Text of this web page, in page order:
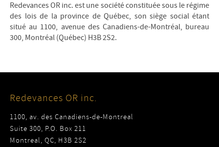
Redevances OR inc. est une société constituée sous le régime
des lois de la province de Québec, son siège social étant
situé au 1100, avenue des Canadiens-de-Montréal, bureau
300, Montréal (Québec) H3B 2S2.
Redevances OR inc.
1100, av. des Canadiens-de-Montreal
Suite 300, P.O. Box 211
Montreal, QC, H3B 2S2